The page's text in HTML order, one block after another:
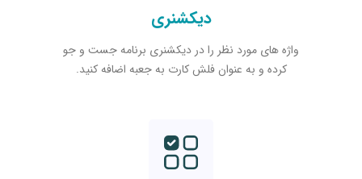
دیکشنری
واژه های مورد نظر را در دیکشنری برنامه جست و جو
کرده و به عنوان فلش کارت به جعبه اضافه کنید.